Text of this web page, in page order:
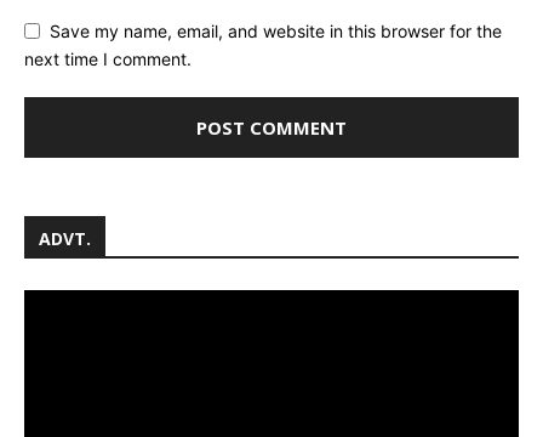
Save my name, email, and website in this browser for the
next time I comment.
ADVT.